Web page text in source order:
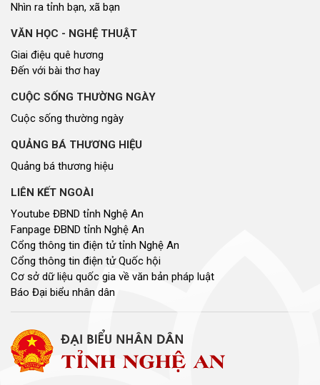
Nhìn ra tỉnh bạn, xã bạn
VĂN HỌC - NGHỆ THUẬT
Giai điệu quê hương
Đến với bài thơ hay
CUỘC SỐNG THƯỜNG NGÀY
Cuộc sống thường ngày
QUẢNG BÁ THƯƠNG HIỆU
Quảng bá thương hiệu
LIÊN KẾT NGOÀI
Youtube ĐBND tỉnh Nghệ An
Fanpage ĐBND tỉnh Nghệ An
Cổng thông tin điện tử tỉnh Nghệ An
Cổng thông tin điện tử Quốc hội
Cơ sở dữ liệu quốc gia về văn bản pháp luật
Báo Đại biểu nhân dân